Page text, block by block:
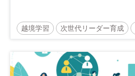
越境学習 次世代リーダー育成
日経オンラインセミナー